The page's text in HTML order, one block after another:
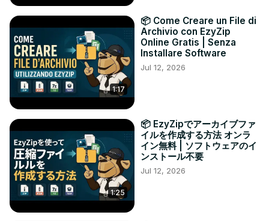
1:17
📦 Come Creare un File di
Archivio con EzyZip
Online Gratis | Senza
Installare Software
Jul 12, 2026
1:25
📦 EzyZipでアーカイブファ
イルを作成する方法 オンラ
イン無料 | ソフトウェアのイ
ンストール不要
Jul 12, 2026